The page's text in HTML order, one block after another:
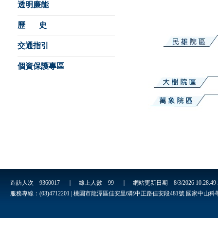
透明廉能
歷 史
交通指引
個資保護專區
造訪人次 9360017 ｜ 線上人數 99 ｜ 網站更新日期 8/3/2026
服務專線：(03)4712201 | 桃園市龍潭區佳安里6鄰中正路佳安段481號 國家中山